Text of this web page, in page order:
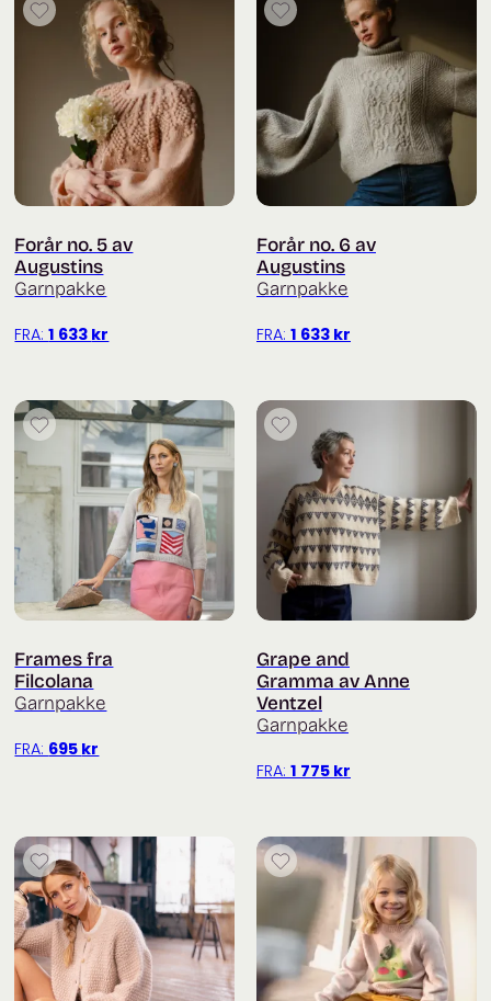
Forår no. 5 av
Augustins
Garnpakke
FRA:1 633 kr
Forår no. 6 av
Augustins
Garnpakke
FRA: 1 633 kr
Frames fra
Filcolana
Garnpakke
FRA: 695 kr
Grape and
Gramma av Anne
Ventzel
Garnpakke
FRA: 1 775 kr